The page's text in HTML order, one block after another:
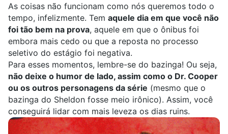
As coisas não funcionam como nós queremos todo o
tempo, infelizmente. Tem aquele dia em que você não
foi tão bem na prova, aquele em que o ônibus foi
embora mais cedo ou que a reposta no processo
seletivo do estágio foi negativa.
Para esses momentos, lembre-se do bazinga! Ou seja,
não deixe o humor de lado, assim como o Dr. Cooper
ou os outros personagens da série (mesmo que o
bazinga do Sheldon fosse meio irônico). Assim, você
conseguirá lidar com mais leveza os dias ruins.